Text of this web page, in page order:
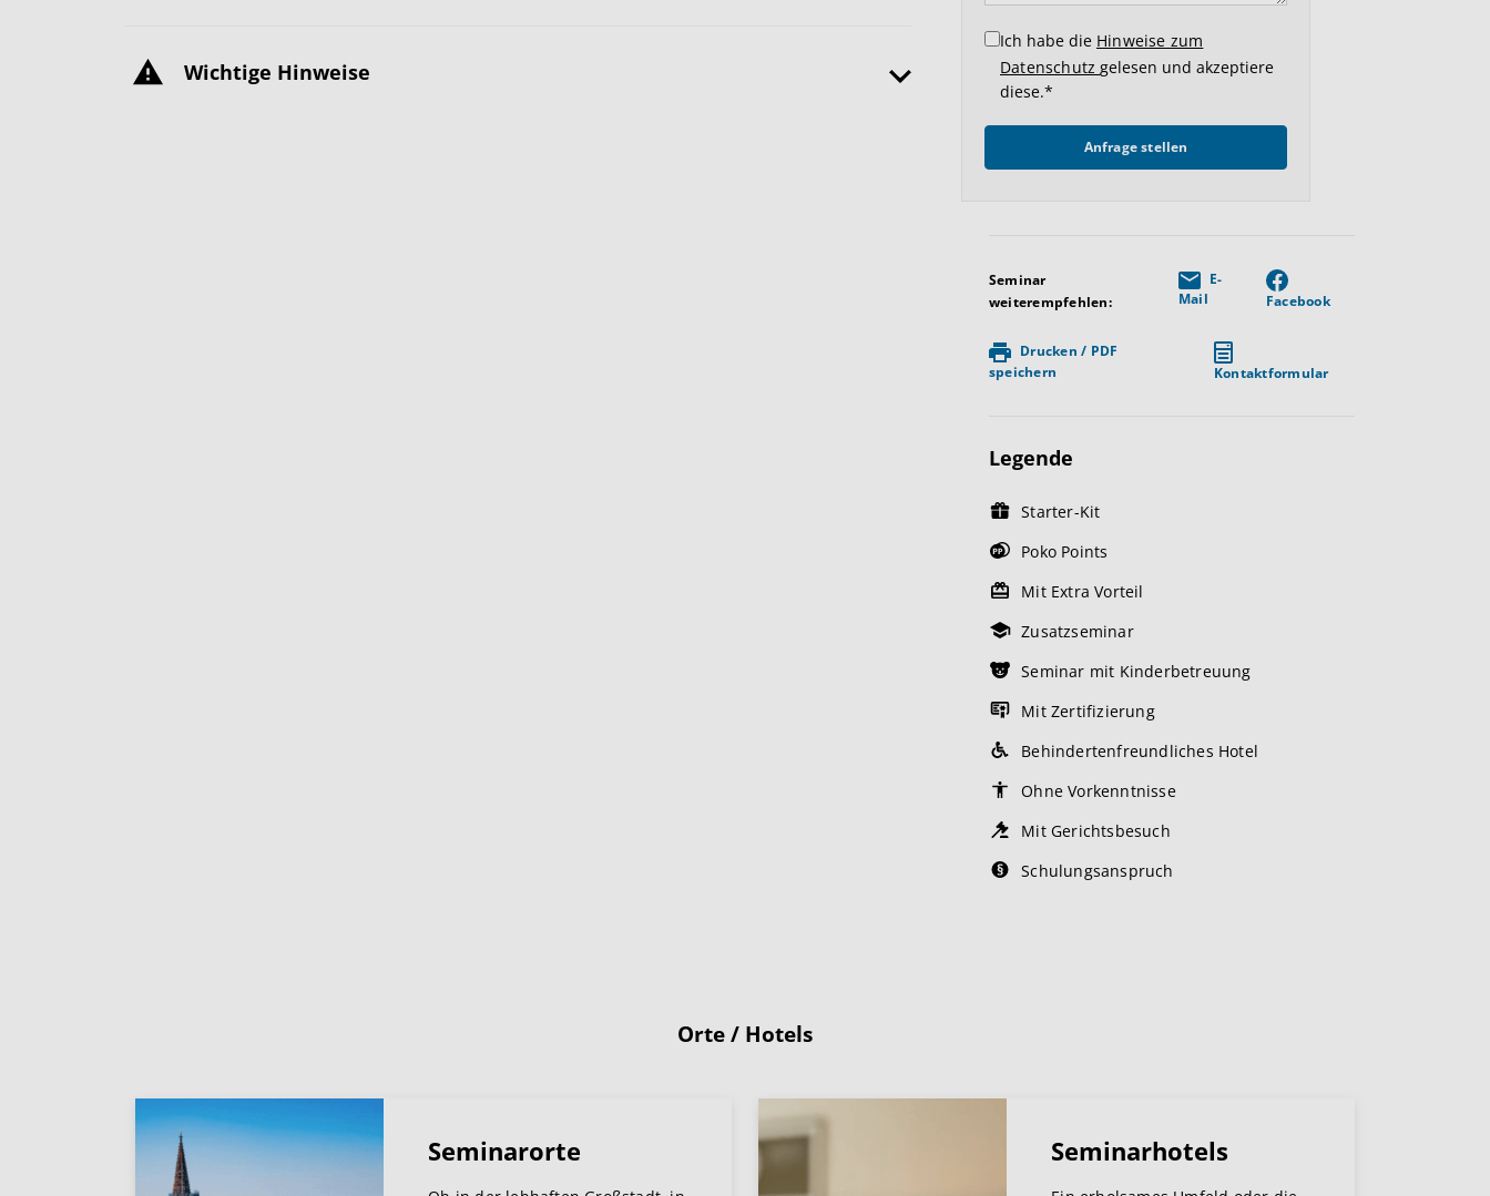
Wichtige Hinweise
Ich habe die Hinweise zum
Datenschutzgelesen und akzeptiere
diese.*
Anfrage stellen
Seminar
weiterempfehlen:
E-
Mail
Facebook
Drucken / PDF
speichern
Kontaktformular
Legende
Starter-Kit
Poko Points
Mit Extra Vorteil
Zusatzseminar
Seminar mit Kinderbetreuung
Mit Zertifizierung
Behindertenfreundliches Hotel
Ohne Vorkenntnisse
Mit Gerichtsbesuch
Schulungsanspruch
Orte / Hotels
Seminarorte Seminarhotels